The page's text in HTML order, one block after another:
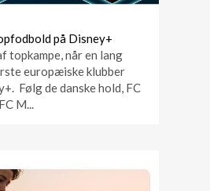
på Disney+
topkampe, når en lang
europæiske klubber
Følg de danske hold, FC
M...